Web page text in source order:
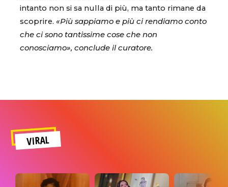
intanto non si sa nulla di più, ma tanto rimane da
scoprire. «Più sappiamo e più ci rendiamo conto
che ci sono tantissime cose che non
conosciamo», conclude il curatore.
VIRAL